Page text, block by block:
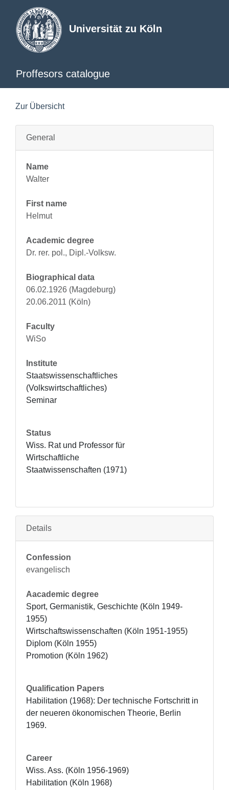
Universität zu Köln
Proffesors catalogue
Zur Übersicht
General
Name
Walter
First name
Helmut
Academic degree
Dr. rer. pol., Dipl.-Volksw.
Biographical data
06.02.1926 (Magdeburg)
20.06.2011 (Köln)
Faculty
WiSo
Institute
Staatswissenschaftliches
(Volkswirtschaftliches)
Seminar
Status
Wiss. Rat und Professor für
Wirtschaftliche
Staatwissenschaften (1971)
Details
Confession
evangelisch
Aacademic degree
Sport, Germanistik, Geschichte (Köln 1949-
1955)
Wirtschaftswissenschaften (Köln 1951-1955)
Diplom (Köln 1955)
Promotion (Köln 1962)
Qualification Papers
Habilitation (1968): Der technische Fortschritt in
der neueren ökonomischen Theorie, Berlin
1969.
Career
Wiss. Ass. (Köln 1956-1969)
Habilitation (Köln 1968)